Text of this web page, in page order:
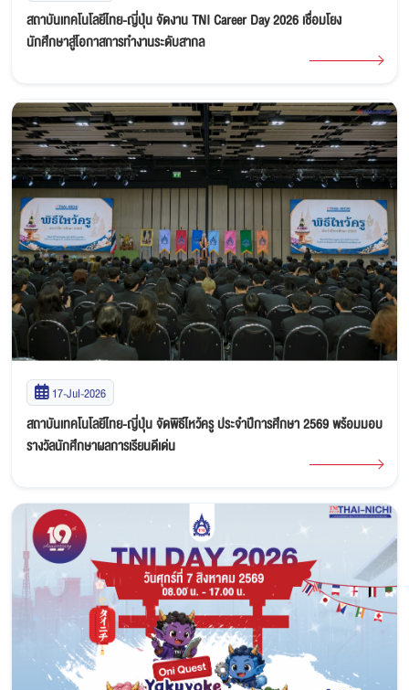
สถาบันเทคโนโลยีไทย-ญี่ปุ่น จัดงาน TNI Career Day 2026 เชื่อมโยง
นักศึกษาสู่โอกาสการทำงานระดับสากล
17-Jul-2026
สถาบันเทคโนโลยีไทย-ญี่ปุ่น จัดพิธีไหว้ครู ประจำปีการศึกษา 2569 พร้อมมอบ
รางวัลนักศึกษาผลการเรียนดีเด่น